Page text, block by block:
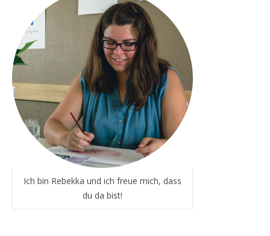
Ich bin Rebekka und ich freue mich, dass
du da bist!